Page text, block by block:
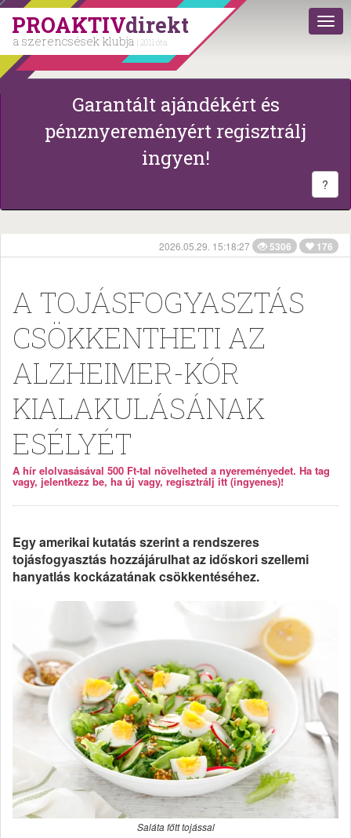
PROAKTIVdirekt
a szerencsések klubja | 2011 óta
Garantált ajándékért és
pénznyereményért regisztrálj
ingyen!
?
2026.05.29. 15:18:27 5306 176
A TOJÁSFOGYASZTÁS
CSÖKKENTHETI AZ
ALZHEIMER-KÓR
KIALAKULÁSÁNAK
ESÉLYÉT
A hír elolvasásával 500 Ft-tal növelheted a nyereményedet. Ha tag
vagy, jelentkezz be, ha új vagy, regisztrálj itt (ingyenes)!
Egy amerikai kutatás szerint a rendszeres
tojásfogyasztás hozzájárulhat az időskori szellemi
hanyatlás kockázatának csökkentéséhez.
Saláta főtt tojással